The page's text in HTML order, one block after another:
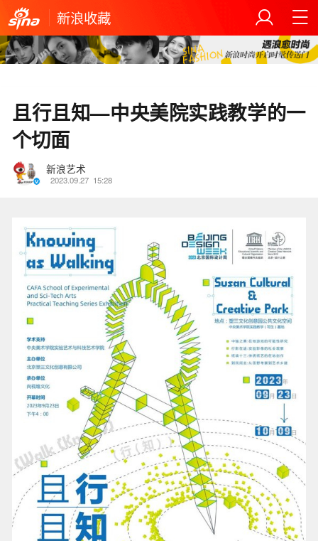
新浪收藏
且行且知—中央美院实践教学的一
个切面
新浪艺术
2023.09.27 15:28